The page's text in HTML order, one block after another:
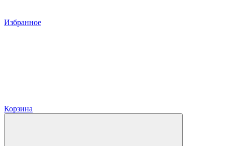
Избранное
Корзина